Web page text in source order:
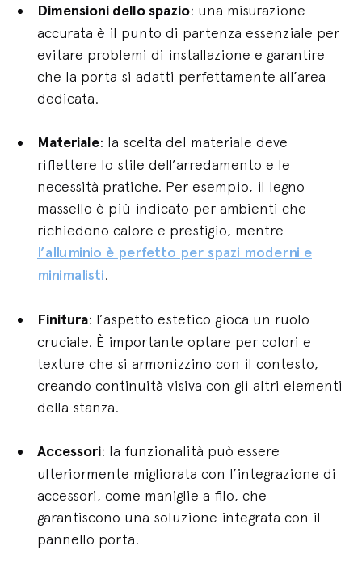
Dimensioni dello spazio: una misurazione
accurata è il punto di partenza essenziale per
evitare problemi di installazione e garantire
che la porta si adatti perfettamente all’area
dedicata.
Materiale: la scelta del materiale deve
riflettere lo stile dell’arredamento e le
necessità pratiche. Per esempio, il legno
massello è più indicato per ambienti che
richiedono calore e prestigio, mentre
l’alluminio è perfetto per spazi moderni e
minimalisti.
Finitura: l’aspetto estetico gioca un ruolo
cruciale. È importante optare per colori e
texture che si armonizzino con il contesto,
creando continuità visiva con gli altri elementi
della stanza.
Accessori: la funzionalità può essere
ulteriormente migliorata con l’integrazione di
accessori, come maniglie a filo, che
garantiscono una soluzione integrata con il
pannello porta.